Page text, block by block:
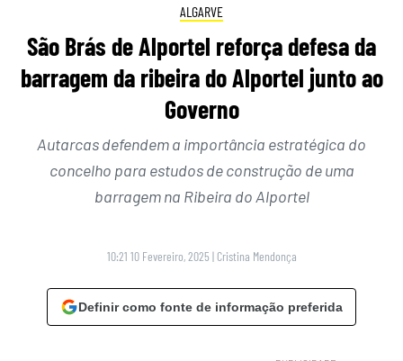
ALGARVE
São Brás de Alportel reforça defesa da
barragem da ribeira do Alportel junto ao
Governo
Autarcas defendem a importância estratégica do
concelho para estudos de construção de uma
barragem na Ribeira do Alportel
10:21 10 Fevereiro, 2025 | Cristina Mendonça
Definir como fonte de informação preferida